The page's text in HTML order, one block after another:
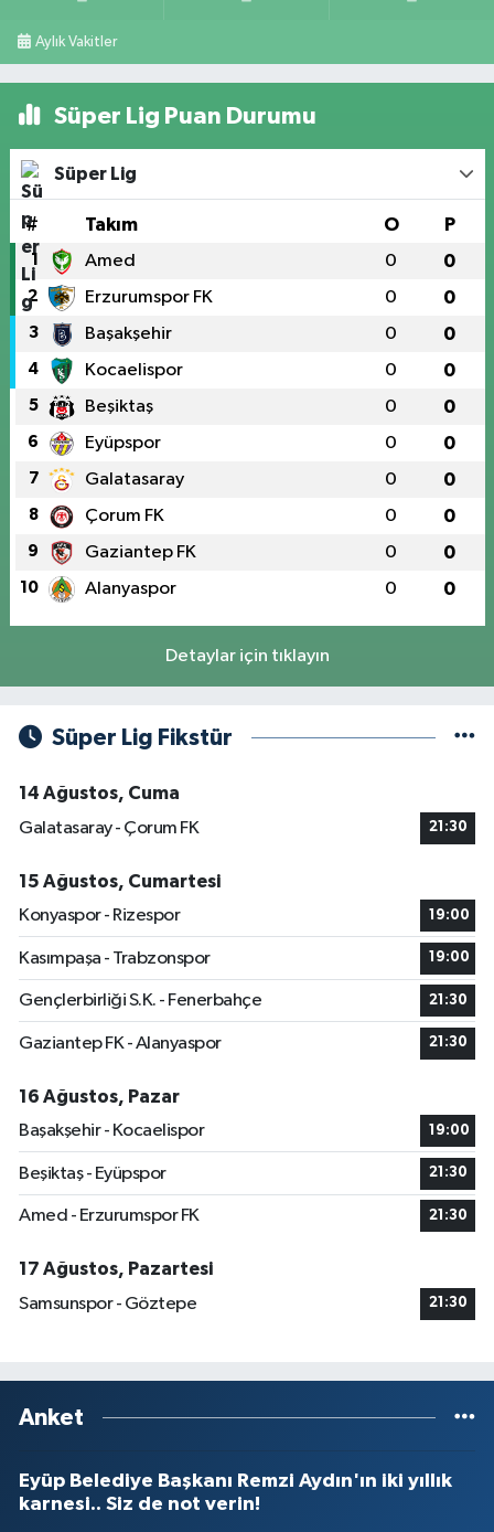
Aylık Vakitler
Süper Lig Puan Durumu
Süper Lig
# Takım O P
1 Amed 0 0
2 Erzurumspor FK 0 0
3 Başakşehir 0 0
4 Kocaelispor 0 0
5 Beşiktaş 0 0
6 Eyüpspor 0 0
7 Galatasaray 0 0
8 Çorum FK 0 0
9 Gaziantep FK 0 0
10 Alanyaspor 0 0
Detaylar için tıklayın
Süper Lig Fikstür
14 Ağustos, Cuma
Galatasaray - Çorum FK
21:30
15 Ağustos, Cumartesi
Konyaspor - Rizespor
19:00
Kasımpaşa - Trabzonspor 19:00
Gençlerbirliği S.K. - Fenerbahçe 21:30
Gaziantep FK - Alanyaspor 21:30
16 Ağustos, Pazar
Başakşehir - Kocaelispor
19:00
Beşiktaş - Eyüpspor 21:30
Amed - Erzurumspor FK 21:30
17 Ağustos, Pazartesi
Samsunspor - Göztepe
21:30
Anket
Eyüp Belediye Başkanı Remzi Aydın'ın iki yıllık
karnesi.. Siz de not verin!